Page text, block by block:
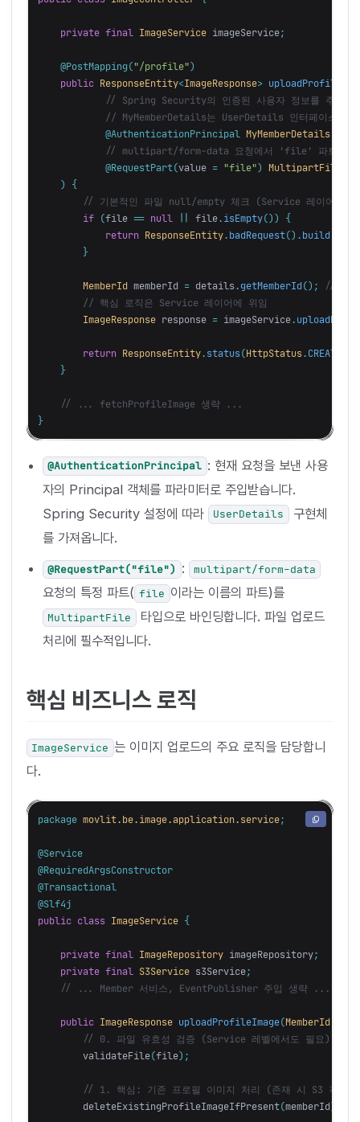
private final ImageService imageService;
@PostMapping("/profile")
public ResponseEntity<ImageResponse>
// Spring Security의 인증된 사용자 정보를 주입받
// MyMemberDetails는 UserDetails 인터페이스 구
@AuthenticationPrincipal
MyMemberDetails
// multipart/form-data 요청에서 'file' 파트의 데
@RequestPart(value = "file") MultipartFile
)
{
// 기본적인 파일 null/empty 체크 (Service 레이어에서
if
(file == null file. isEmpty())
{
return ResponseEntity. badRequest(). build();
}
MemberId memberId = details .getMemberId();
// 사
// 핵심 로직은 Service 레이어에 위임
ImageResponse response = imageService.
return ResponseEntity. status (HttpStatus . CREATED
}
// ... fetchProfileImage 생략 ...
}
@AuthenticationPrincipal : 현재 요청을 보낸 사용
자의 Principal 객체를 파라미터로 주입받습니다.
Spring Security 설정에 따라
UserDetails
구현체
를 가져옵니다.
@RequestPart("file") : multipart/form-data
요청의 특정 파트( file 이라는 이름의 파트)를
MultipartFile 타입으로 바인딩합니다. 파일 업로드
처리에 필수적입니다.
핵심 비즈니스 로직
ImageService 는 이미지 업로드의 주요 로직을 담당합니
다.
package movlit.be.image.application.service;
@Service
@RequiredArgsConstructor
@Transactional
@Slf4j
public class ImageService {
private final ImageRepository imageRepository;
private final S3Service s3Service;
// ... Member 서비스, EventPublisher 주입 생략 ...
public ImageResponse uploadProfileImage(MemberId
// 0. 파일 유효성 검증 (Service 레벨에서도 필요)
validateFile(file);
// 1. 핵심: 기존 프로필 이미지 처리 (존재 시 S3 객체
deleteExistingProfileImageIfPresent(memberId);